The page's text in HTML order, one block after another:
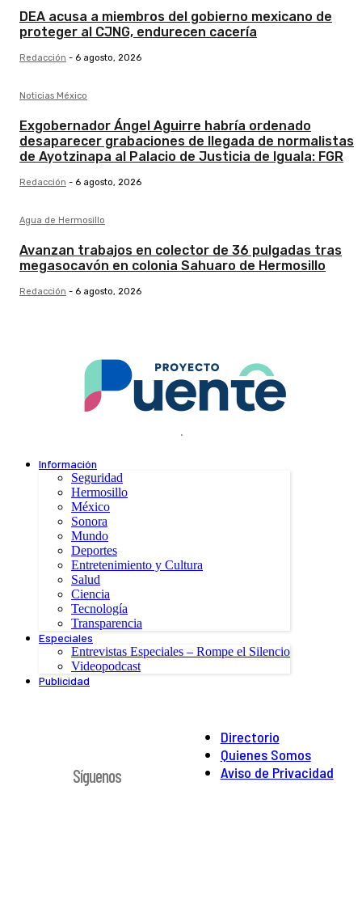
DEA acusa a miembros del gobierno mexicano de
proteger al CJNG, endurecen cacería
Redacción - 6 agosto, 2026
Noticias México
Exgobernador Ángel Aguirre habría ordenado
desaparecer grabaciones de llegada de normalistas
de Ayotzinapa al Palacio de Justicia de Iguala: FGR
Redacción - 6 agosto, 2026
Agua de Hermosillo
Avanzan trabajos en colector de 36 pulgadas tras
megasocavón en colonia Sahuaro de Hermosillo
Redacción - 6 agosto, 2026
.
Información
Seguridad
Hermosillo
México
Sonora
Mundo
Deportes
Entretenimiento y Cultura
Salud
Ciencia
Tecnología
Transparencia
Especiales
Entrevistas Especiales – Rompe el Silencio
Videopodcast
Publicidad
Directorio
Quienes Somos
Aviso de Privacidad
Síguenos